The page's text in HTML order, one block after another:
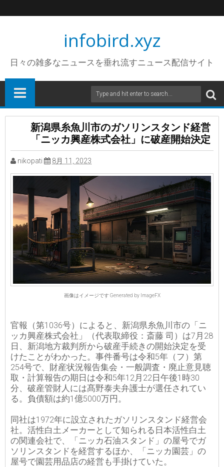
infobird.xyz
日々の雑多なニュースを垂れ流すニュース配信サイト
新潟県糸魚川市のガソリンスタンド経営
「ニッカ興産株式会社」に破産開始決定
nikopati 8月 11, 2023
画像はイメージです Generated by ImageFX
官報（第1036号）によると、新潟県糸魚川市の「ニ
ッカ興産株式会社」（代表取締役：斎藤 司）は7月28
日、新潟地方裁判所から破産手続きの開始決定を受
けたことがわかった。事件番号は令和5年（フ）第
254号で、財産状況報告集会・一般調査・廃止意見聴
取・計算報告の期日は令和5年12月22日午後1時30
分、破産管財人には髙野泰夫弁護士が選任されてい
る。負債額は約1億5000万円。
同社は1972年に設立されたガソリンスタンド経営会
社。活性白土メーカーとして知られる日本活性白土
の関連会社で、「ニッカ石油スタンド」の屋号でガ
ソリンスタンドを経営するほか、「ニッカ園芸」の
屋号で園芸用品店の経営も手掛けていた。